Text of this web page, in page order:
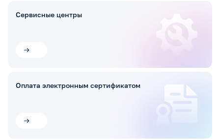
Сервисные центры
Оплата электронным сертификатом